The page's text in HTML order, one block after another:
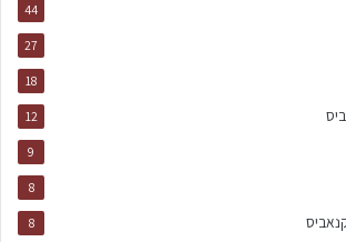
44
27
18
12
9
8
8